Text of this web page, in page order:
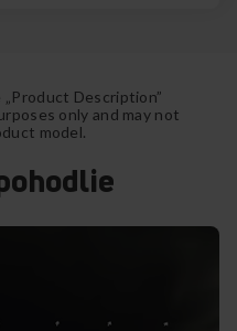
Description”
only and may not
model.